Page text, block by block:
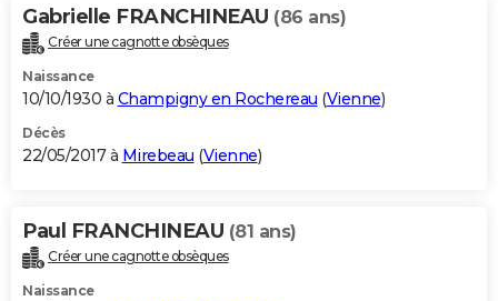
Gabrielle FRANCHINEAU (86 ans)
Créer une cagnotte obsèques
Naissance
10/10/1930 à Champigny en Rochereau (Vienne)
Décès
22/05/2017 à Mirebeau (Vienne)
Paul FRANCHINEAU (81 ans)
Créer une cagnotte obsèques
Naissance